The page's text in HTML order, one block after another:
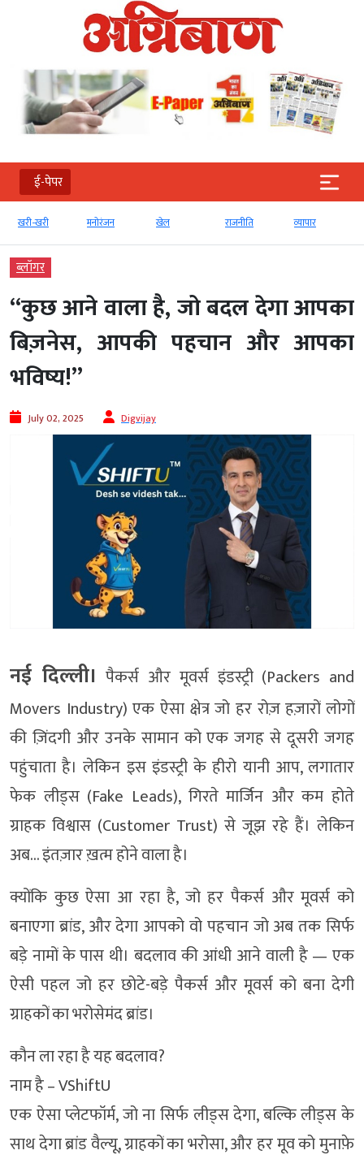
ई-पेपर
खरी-खरी मनोरंजन खेल राजनीति व्‍यापार
ब्‍लॉगर
“कुछ आने वाला है, जो बदल देगा आपका
बिज़नेस, आपकी पहचान और आपका
भविष्य!”
July 02, 2025 Digvijay
नई दिल्ली। पैकर्स और मूवर्स इंडस्ट्री (Packers and
Movers Industry) एक ऐसा क्षेत्र जो हर रोज़ हज़ारों लोगों
की ज़िंदगी और उनके सामान को एक जगह से दूसरी जगह
पहुंचाता है। लेकिन इस इंडस्ट्री के हीरो यानी आप, लगातार
फेक लीड्स (Fake Leads), गिरते मार्जिन और कम होते
ग्राहक विश्वास (Customer Trust) से जूझ रहे हैं। लेकिन
अब… इंतज़ार ख़त्म होने वाला है।
क्योंकि कुछ ऐसा आ रहा है, जो हर पैकर्स और मूवर्स को
बनाएगा ब्रांड, और देगा आपको वो पहचान जो अब तक सिर्फ
बड़े नामों के पास थी। बदलाव की आंधी आने वाली है — एक
ऐसी पहल जो हर छोटे-बड़े पैकर्स और मूवर्स को बना देगी
ग्राहकों का भरोसेमंद ब्रांड।
कौन ला रहा है यह बदलाव?
नाम है – VShiftU
एक ऐसा प्लेटफॉर्म, जो ना सिर्फ लीड्स देगा, बल्कि लीड्स के
साथ देगा ब्रांड वैल्यू, ग्राहकों का भरोसा, और हर मूव को मुनाफ़े